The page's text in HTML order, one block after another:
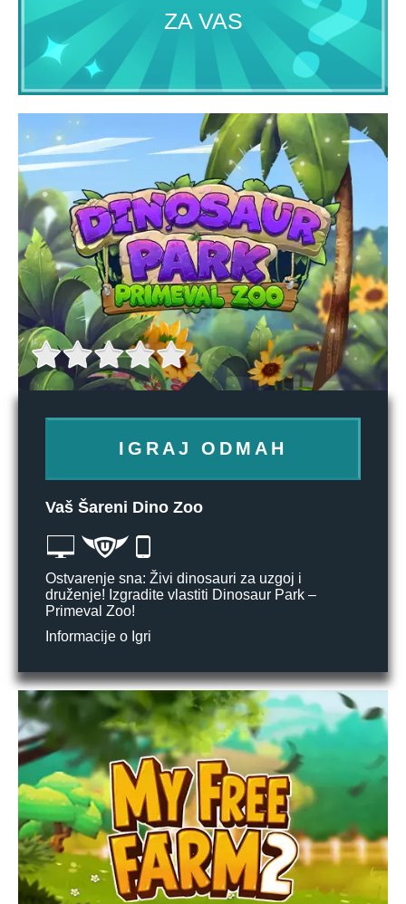
ZA VAS
IGRAJ ODMAH
Vaš Šareni Dino Zoo
Ostvarenje sna: Živi dinosauri za uzgoj i
druženje! Izgradite vlastiti Dinosaur Park –
Primeval Zoo!
Informacije o Igri